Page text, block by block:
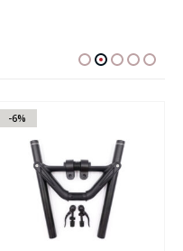
-6%